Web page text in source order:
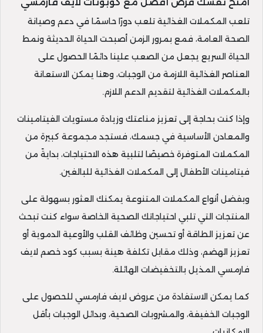
تلعب المكملات الغذائية تلعب دورًا حاسمًا في دعم وصيانة
الصحة العامة، فمع بمرور الزمن أصبحت الحياة الحديثة ونمط
الحياة السريع يجعل من الصعب علينا دائمًا الحصول على
العناصر الغذائية اللازمة من الوجبات، وهنا يمكن الاستعانة
بالمكملات الغذائية لتقديم الدعم اللازم.
وإذا كنت بحاجة إلى تعزيز مناعتك وزيادة مستويات الفيتامينات
والمعادن الأساسية في جسمك، فستجد مجموعة كبيرة من
المكملات المتوفرة خصيصًا لتلبية هذه الاحتياجات، بدايةً من
فيتامينات الأطفال إلى المكملات الغذائية للبالغين.
وبفضل أنواع المكملات المتنوعة يمكنك العثور بسهولة على
المنتجات التي تلبي احتياجاتك الصحية الخاصة سواء كنت تبحث
عن تعزيز الطاقة أو تحسين وظائف القلب والأوعية الدموية أو
تعزيز الهضم، وذلك مقابل تكلفة هينة بسبب كود خصم لايف
فارمسي المذيل بالتخفيضات الهائلة.
كما يمكن الاستفادة من عروض لايف فارمسي للحصول على
الوجبات الخفيفة، والمشروبات الصحية، وبدائل الوجبات بأقل